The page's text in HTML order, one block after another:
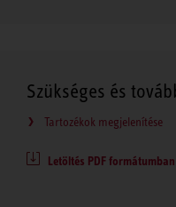
Szükséges és
Tartozékok megjelenítése
Letöltés PDF formátumban